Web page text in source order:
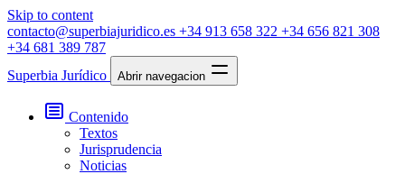
Skip to content
contacto@superbiajuridico.es +34 913 658 322 +34 656 821 308
+34 681 389 787
Superbia Jurídico
Abrir navegacion
Contenido
Textos
Jurisprudencia
Noticias